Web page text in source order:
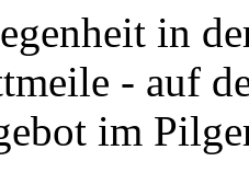
in
- auf
im